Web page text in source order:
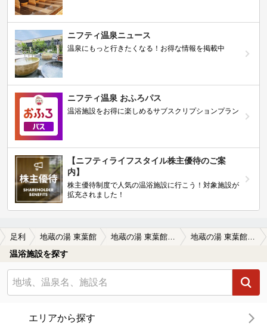
ニフティ温泉ニュース
温泉にもっと行きたくなる！お得な情報を掲載中
ニフティ温泉 おふろパス
温浴施設をお得に楽しめるサブスクリプションプラン
【ニフティライフスタイル株主優待のご案
内】
株主優待制度で人気の温浴施設に行こう！対象施設が
拡充されました！
足利 地蔵の湯 東葉館 地蔵の湯 東葉館の口コミ一覧 地蔵の湯 東葉館の口コミ 茶褐色の円やか温泉
温浴施設を探す
エリアから探す